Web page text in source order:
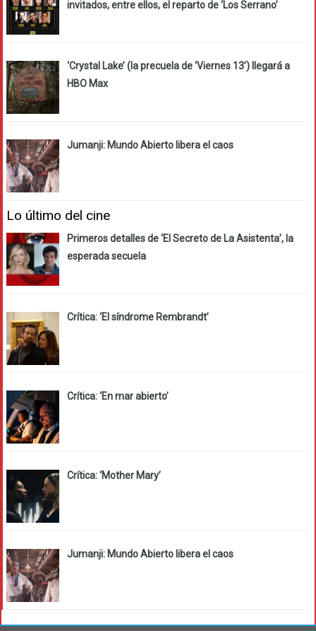
invitados, entre ellos, el reparto de ‘Los Serrano’
‘Crystal Lake’ (la precuela de ‘Viernes 13’) llegará a
HBO Max
Jumanji: Mundo Abierto libera el caos
Lo último del cine
Primeros detalles de ‘El Secreto de La Asistenta’, la
esperada secuela
Crítica: ‘El síndrome Rembrandt’
Crítica: ‘En mar abierto’
Crítica: ‘Mother Mary’
Jumanji: Mundo Abierto libera el caos